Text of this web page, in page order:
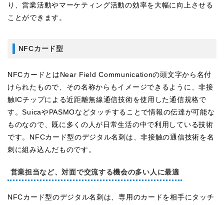
り、営業活動やマーケティング活動の効率を大幅に向上させる
ことができます。
NFCカード型
NFCカードとはNear Field Communicationの頭文字から名付
けられたもので、その名称からもイメージできるように、非接
触ICチップによる近距離無線通信技術を使用した通信規格で
す。SuicaやPASMOなどタッチすることで情報の伝達が可能な
ものなので、既に多くの人が日常生活の中で利用している技術
です。NFCカード型のデジタル名刺は、非接触の通信技術を名
刺に組み込んだものです。
営業担当など、対面で交流する機会の多い人に最適
NFCカード型のデジタル名刺は、専用のカードを相手にタッチ